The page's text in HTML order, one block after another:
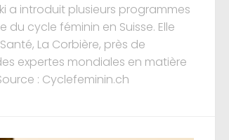
a introduit plusieurs programmes
cycle féminin en Suisse. Elle
La Corbière, près de
expertes mondiales en matière
: Cyclefeminin.ch